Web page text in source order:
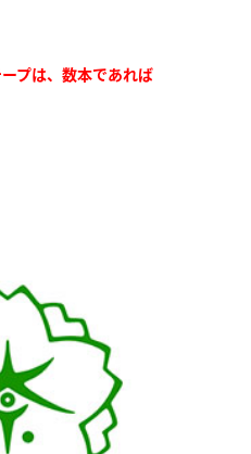
プは、数本であれば